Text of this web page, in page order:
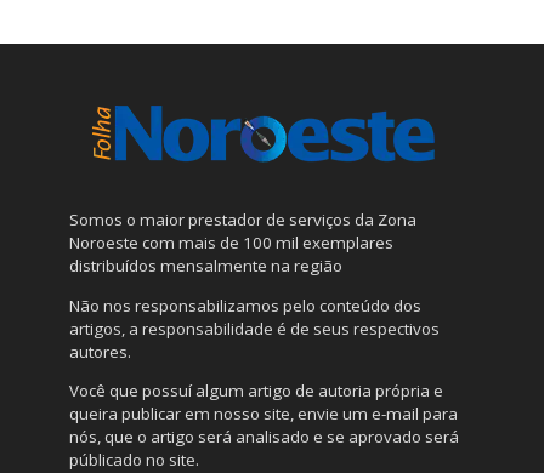
Somos o maior prestador de serviços da Zona
Noroeste com mais de 100 mil exemplares
distribuídos mensalmente na região
Não nos responsabilizamos pelo conteúdo dos
artigos, a responsabilidade é de seus respectivos
autores.
Você que possuí algum artigo de autoria própria e
queira publicar em nosso site, envie um e-mail para
nós, que o artigo será analisado e se aprovado será
públicado no site.